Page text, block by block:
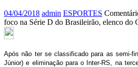
04/04/2018 admin ESPORTES
foco na Série D do Brasileirão, elenco do
Após não ter se classificado para as semi-
Júnior) e eliminação para o Inter-RS, na